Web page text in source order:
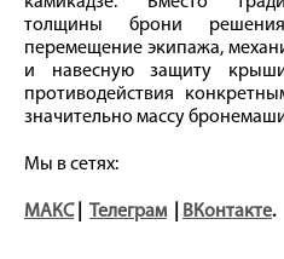
толщины брони
перемещение экипажа,
и навесную защиту
противодействия
значительно массу
Мы в сетях:
МАКС| Телеграм| ВКонтакте.